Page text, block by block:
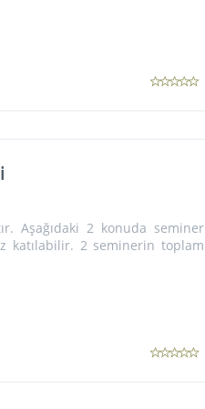
Aşağıdaki 2 konuda seminer
katılabilir. 2 seminerin toplam